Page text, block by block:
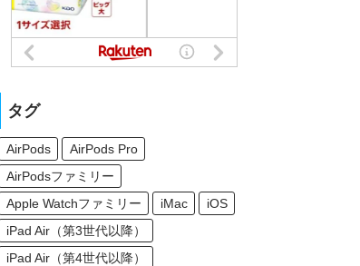
タグ
AirPods
AirPods Pro
AirPodsファミリー
Apple Watchファミリー
iMac
iOS
iPad Air（第3世代以降）
iPad Air（第4世代以降）